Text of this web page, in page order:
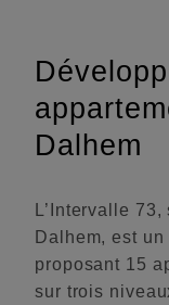
Dalhem
L’Intervalle
Dalhem, est
proposant 15
sur trois